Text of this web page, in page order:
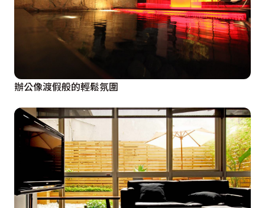
辦公像渡假般的輕鬆氛圍